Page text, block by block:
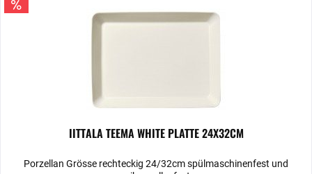
IITTALA TEEMA WHITE PLATTE 24X32CM
Porzellan Grösse rechteckig 24/32cm spülmaschinenfest und